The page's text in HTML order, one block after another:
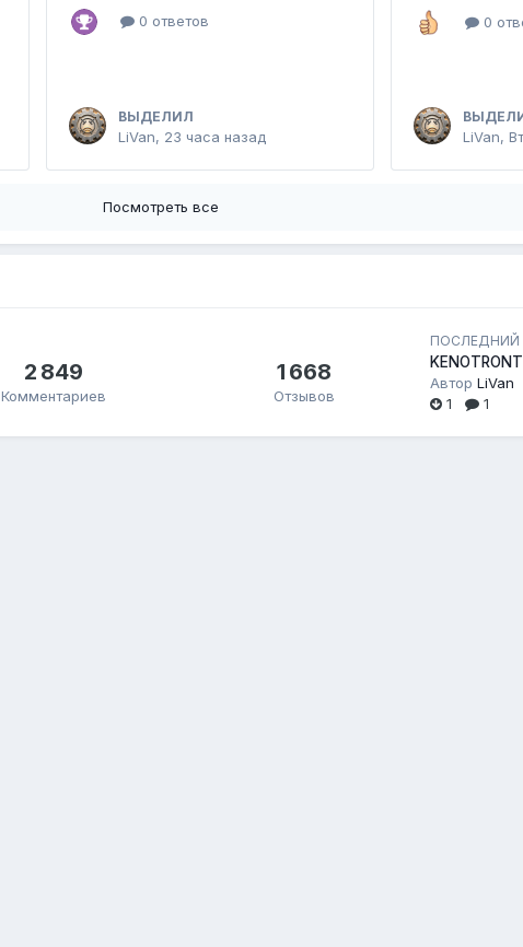
0 ответов
ВЫДЕЛИЛ
LiVan, 23 часа назад
0
LiVan,
Посмотреть все
2 849
Комментариев
1 668
Отзывов
ПОСЛЕДНИЙ
АвторLiVan
1
1